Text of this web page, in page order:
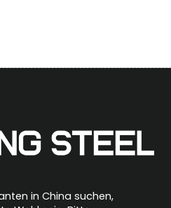
in China suchen,